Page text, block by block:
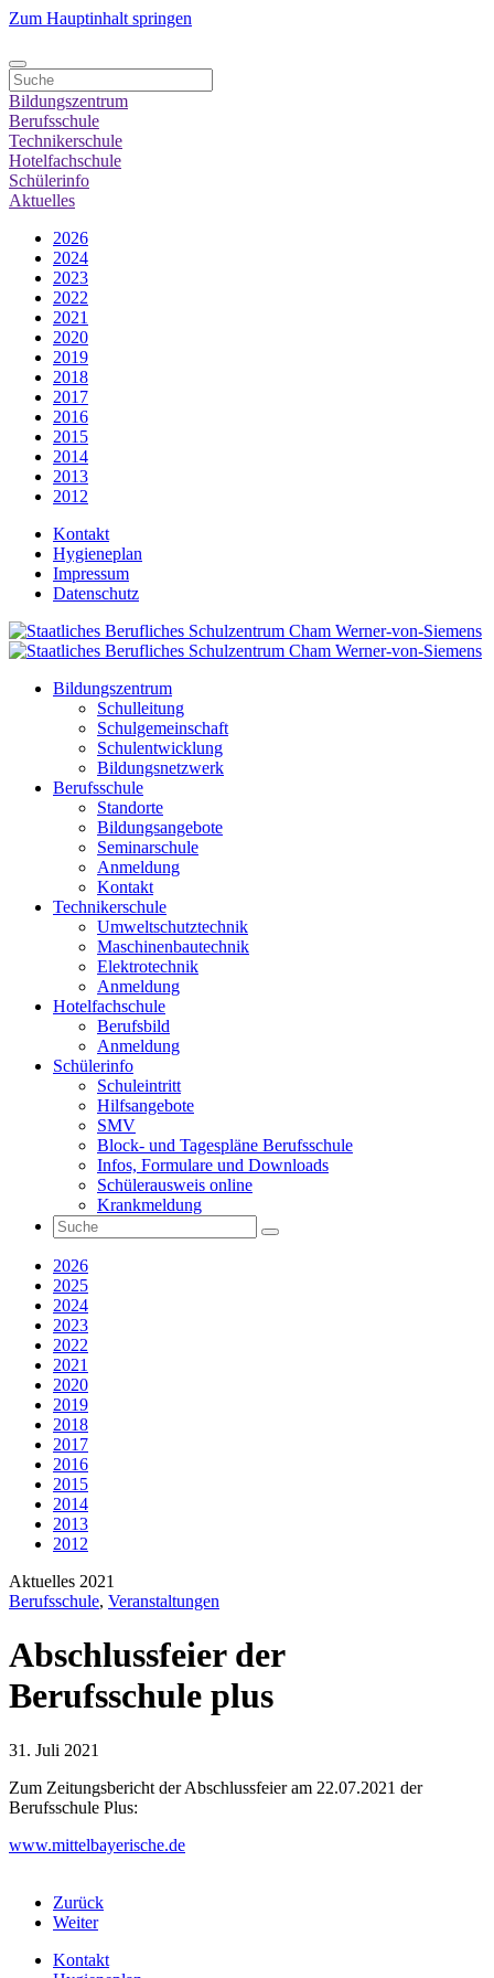
Zum Hauptinhalt springen
Bildungszentrum
Berufsschule
Technikerschule
Hotelfachschule
Schülerinfo
Aktuelles
2026
2024
2023
2022
2021
2020
2019
2018
2017
2016
2015
2014
2013
2012
Kontakt
Hygieneplan
Impressum
Datenschutz
Bildungszentrum
Schulleitung
Schulgemeinschaft
Schulentwicklung
Bildungsnetzwerk
Berufsschule
Standorte
Bildungsangebote
Seminarschule
Anmeldung
Kontakt
Technikerschule
Umweltschutztechnik
Maschinenbautechnik
Elektrotechnik
Anmeldung
Hotelfachschule
Berufsbild
Anmeldung
Schülerinfo
Schuleintritt
Hilfsangebote
SMV
Block- und Tagespläne Berufsschule
Infos, Formulare und Downloads
Schülerausweis online
Krankmeldung
2026
2025
2024
2023
2022
2021
2020
2019
2018
2017
2016
2015
2014
2013
2012
Aktuelles 2021
Berufsschule, Veranstaltungen
Abschlussfeier der
Berufsschule plus
31. Juli 2021
Zum Zeitungsbericht der Abschlussfeier am 22.07.2021 der
Berufsschule Plus:
www.mittelbayerische.de
Zurück
Weiter
Kontakt